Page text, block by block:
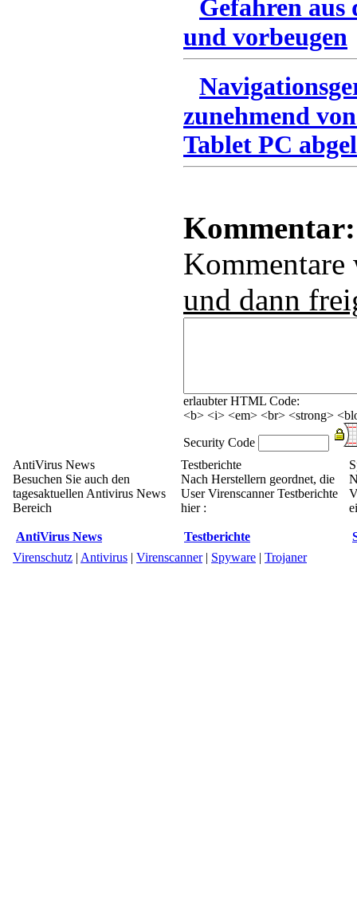
Gefahren
und vorbeugen
zunehmend
Tablet PC
Kommentar:
und dann
erlaubter HTML Code:
<b> <i> <em> <br> <strong>
Security Code
AntiVirus News
Besuchen Sie auch den
tagesaktuellen Antivirus News
Bereich
AntiVirus News
Testberichte
Nach Herstellern geordnet, die
User Virenscanner Testberichte
hier :
Testberichte
Virenschutz | Antivirus | Virenscanner| Spyware | Trojaner